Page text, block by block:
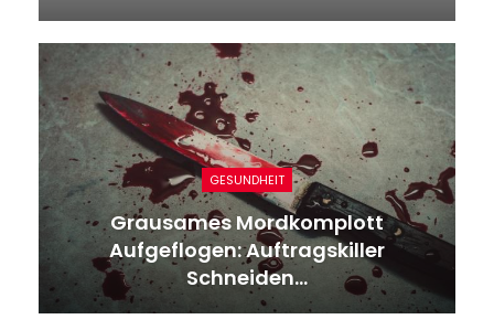
GESUNDHEIT
Grausames Mordkomplott
Aufgeflogen: Auftragskiller
Schneiden…